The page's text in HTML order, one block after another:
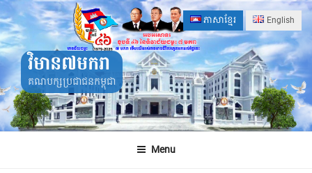
Skip
to
content
ភាសាខ្មែរ English
វិមាន៧មករា
គណបក្សប្រជាជនកម្ពុជា
Menu